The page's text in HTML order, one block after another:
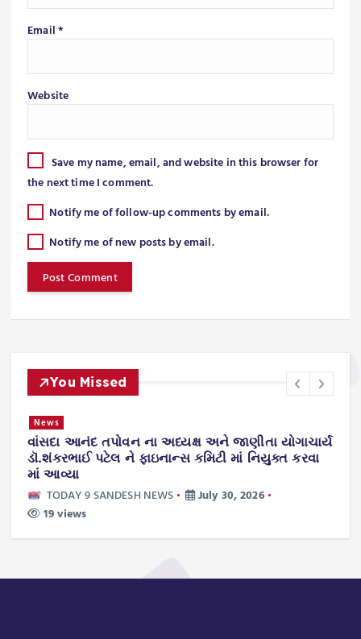
Email*
Website
Save my name, email, and website in this browser for
the next time I comment.
Notify me of follow-up comments by email.
Notify me of new posts by email.
You Missed
News
વાંસદા આનંદ તપોવન ના અધ્યક્ષ અને જાણીતા યોગાચાર્ય
ડૉ.શંકરભાઈ પટેલ ને ફાઇનાન્સ કમિટી માં નિયુક્ત કરવા
માં આવ્યા
TODAY 9 SANDESH NEWS
July 30, 2026
19 views